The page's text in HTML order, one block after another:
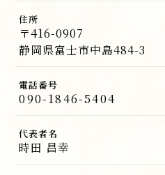
住所
〒416-0907
静岡県富士市中島484-3
電話番号
090-1846-5404
代表者名
時田 昌幸